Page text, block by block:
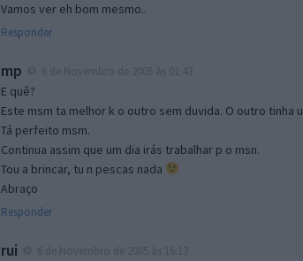
Vamos ver eh bom mesmo..
Responder
mp
E quê?
Este msm ta melhor k o outro sem duvida. O outro tinha
Tá perfeito msm.
Continua assim que um dia irás trabalhar p o msn.
Tou a brincar, tu n pescas nada
Abraço
Responder
rui